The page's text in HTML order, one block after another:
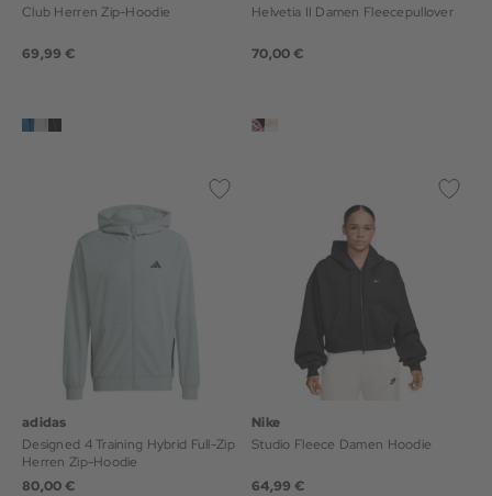
Club Herren Zip-Hoodie
69,99 €
Helvetia II Damen Fleecepullover
70,00 €
adidas
Designed 4 Training Hybrid Full-Zip
Herren Zip-Hoodie
80,00 €
Nike
Studio Fleece Damen Hoodie
64,99 €